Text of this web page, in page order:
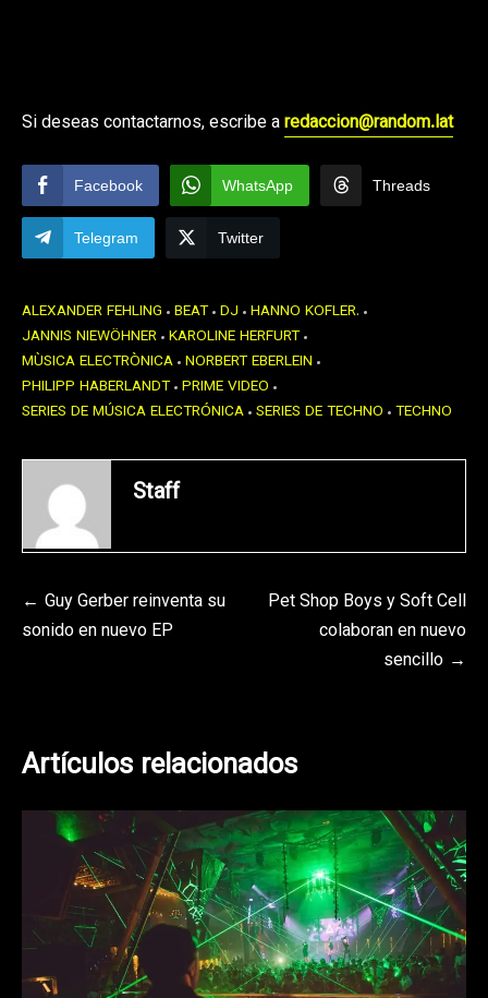
Si deseas contactarnos, escribe aredaccion@random.lat
Facebook WhatsApp Threads
Telegram Twitter
ALEXANDER FEHLING BEAT DJ HANNO KOFLER.
JANNIS NIEWÖHNER KAROLINE HERFURT
MÙSICA ELECTRÒNICA NORBERT EBERLEIN
PHILIPP HABERLANDT PRIME VIDEO
SERIES DE MÚSICA ELECTRÓNICA SERIES DE TECHNO TECHNO
Staff
Navegación
de
Guy Gerber reinventa su
sonido en nuevo EP
Pet Shop Boys y Soft Cell
colaboran en nuevo
sencillo
Artículos relacionados